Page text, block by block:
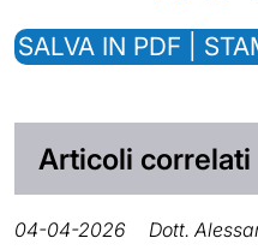
SALVA IN PDF |
Articoli correlati
04-04-2026 Dott.